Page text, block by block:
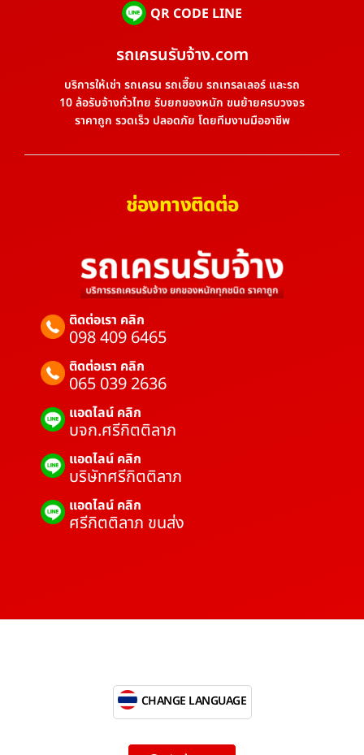
QR CODE LINE
รถเครนรับจ้าง.com
บริการให้เช่า รถเครน รถเฮี๊ยบ รถเทรลเลอร์ และรถ
10 ล้อรับจ้างทั่วไทย รับยกของหนัก ขนย้ายครบวงจร
ราคาถูก รวดเร็ว ปลอดภัย โดยทีมงานมืออาชีพ
ช่องทางติดต่อ
ติดต่อเรา คลิก
098 409 6465
ติดต่อเรา คลิก
065 039 2636
แอดไลน์ คลิก
บจก.ศรีกิตติลาภ
แอดไลน์ คลิก
บริษัทศรีกิตติลาภ
แอดไลน์ คลิก
ศรีกิตติลาภ ขนส่ง
CHANGE LANGUAGE